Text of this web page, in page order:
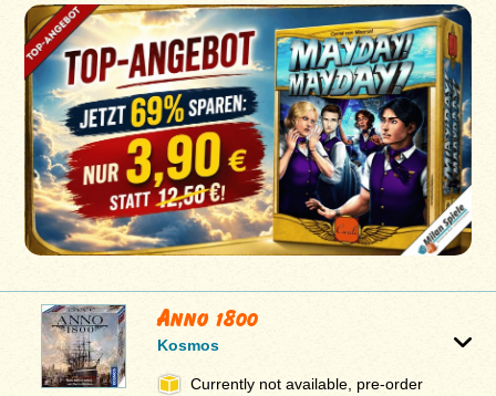
Anno 1800
Kosmos
Currently not available, pre-order